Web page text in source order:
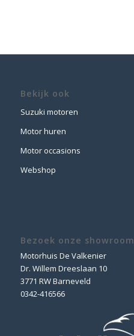
Bekijk ook
Suzuki motoren
Motor huren
Motor occasions
Webshop
Bezoek onze showroom
Motorhuis De Valkenier
Dr. Willem Dreeslaan 10
3771 RW Barneveld
0342-416566